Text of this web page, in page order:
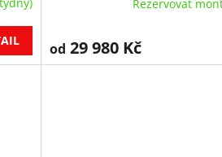
Rezervovat
od 29 980 Kč